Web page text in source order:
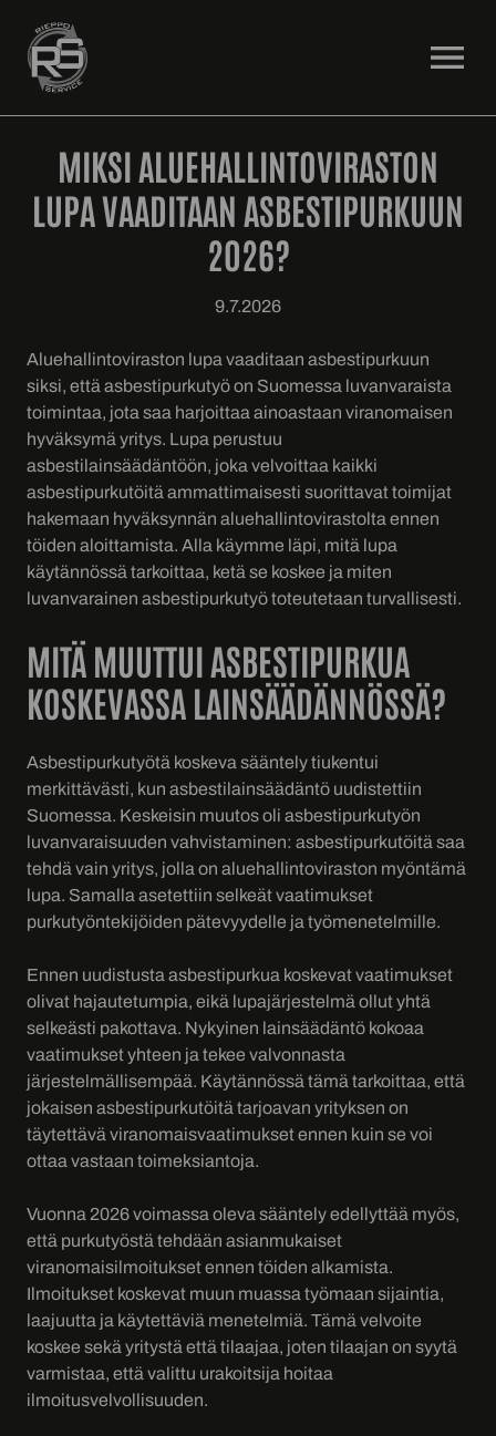
MIKSI ALUEHALLINTOVIRASTON
LUPA VAADITAAN ASBESTIPURKUUN
2026?
9.7.2026
Aluehallintoviraston lupa vaaditaan asbestipurkuun
siksi, että asbestipurkutyö on Suomessa luvanvaraista
toimintaa, jota saa harjoittaa ainoastaan viranomaisen
hyväksymä yritys. Lupa perustuu
asbestilainsäädäntöön, joka velvoittaa kaikki
asbestipurkutöitä ammattimaisesti suorittavat toimijat
hakemaan hyväksynnän aluehallintovirastolta ennen
töiden aloittamista. Alla käymme läpi, mitä lupa
käytännössä tarkoittaa, ketä se koskee ja miten
luvanvarainen asbestipurkutyö toteutetaan turvallisesti.
MITÄ MUUTTUI ASBESTIPURKUA
KOSKEVASSA LAINSÄÄDÄNNÖSSÄ?
Asbestipurkutyötä koskeva sääntely tiukentui
merkittävästi, kun asbestilainsäädäntö uudistettiin
Suomessa. Keskeisin muutos oli asbestipurkutyön
luvanvaraisuuden vahvistaminen: asbestipurkutöitä saa
tehdä vain yritys, jolla on aluehallintoviraston myöntämä
lupa. Samalla asetettiin selkeät vaatimukset
purkutyöntekijöiden pätevyydelle ja työmenetelmille.
Ennen uudistusta asbestipurkua koskevat vaatimukset
olivat hajautetumpia, eikä lupajärjestelmä ollut yhtä
selkeästi pakottava. Nykyinen lainsäädäntö kokoaa
vaatimukset yhteen ja tekee valvonnasta
järjestelmällisempää. Käytännössä tämä tarkoittaa, että
jokaisen asbestipurkutöitä tarjoavan yrityksen on
täytettävä viranomaisvaatimukset ennen kuin se voi
ottaa vastaan toimeksiantoja.
Vuonna 2026 voimassa oleva sääntely edellyttää myös,
että purkutyöstä tehdään asianmukaiset
viranomaisilmoitukset ennen töiden alkamista.
Ilmoitukset koskevat muun muassa työmaan sijaintia,
laajuutta ja käytettäviä menetelmiä. Tämä velvoite
koskee sekä yritystä että tilaajaa, joten tilaajan on syytä
varmistaa, että valittu urakoitsija hoitaa
ilmoitusvelvollisuuden.